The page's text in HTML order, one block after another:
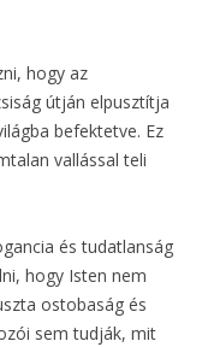
hogy az
útján elpusztítja
befektetve. Ez
vallással teli
és tudatlanság
hogy Isten nem
ostobaság és
sem tudják, mit